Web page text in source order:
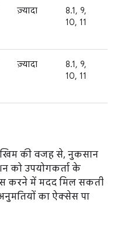
ज़्यादा
8.1, 9,
10, 11
ज़्यादा
8.1, 9,
10, 11
की वजह से, नुकसान
को उपयोगकर्ता के
करने में मदद मिल सकती
का ऐक्सेस पा